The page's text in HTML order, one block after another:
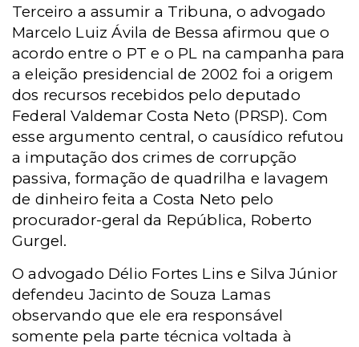
Terceiro a assumir a Tribuna, o advogado
Marcelo Luiz Ávila de Bessa afirmou que o
acordo entre o PT e o PL na campanha para
a eleição presidencial de 2002 foi a origem
dos recursos recebidos pelo deputado
Federal Valdemar Costa Neto (PRSP). Com
esse argumento central, o causídico refutou
a imputação dos crimes de corrupção
passiva, formação de quadrilha e lavagem
de dinheiro feita a Costa Neto pelo
procurador-geral da República, Roberto
Gurgel.
O advogado Délio Fortes Lins e Silva Júnior
defendeu Jacinto de Souza Lamas
observando que ele era responsável
somente pela parte técnica voltada à